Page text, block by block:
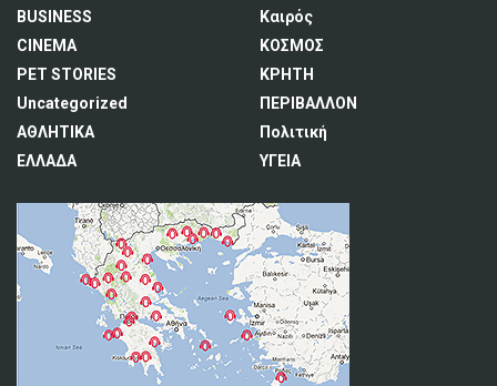
BUSINESS
CINEMA
PET STORIES
Uncategorized
ΑΘΛΗΤΙΚΑ
ΕΛΛΑΔΑ
Καιρός
ΚΟΣΜΟΣ
ΚΡΗΤΗ
ΠΕΡΙΒΑΛΛΟΝ
Πολιτική
ΥΓΕΙΑ